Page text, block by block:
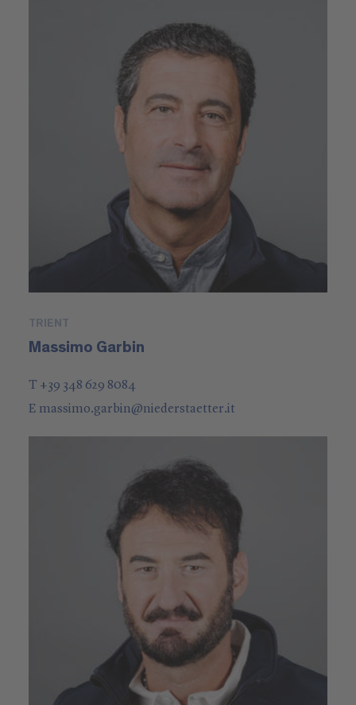
TRIENT
Massimo Garbin
T +39 348 629 8084
E massimo.garbin@niederstaetter.it